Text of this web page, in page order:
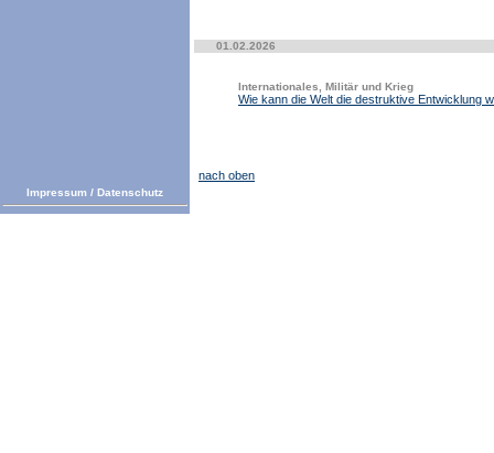
01.02.2026
Internationales, Militär und Krieg
Wie kann die Welt die destruktive Entwicklung
nach oben
Impressum / Datenschutz